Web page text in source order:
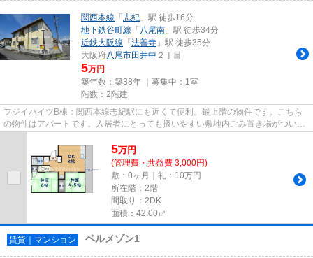
関西本線 「志紀 」駅 徒歩16分
地下鉄谷町線 「 八尾南 」駅 徒歩34分
近鉄大阪線 「法善寺 」駅 徒歩35分
大阪府八尾市田井中 ２丁目
5万円
築年数：築38年 ｜募集中： 1室
階数：2階建
フジイハイツB棟：関西本線志紀駅にも近くて便利。最上階の物件です。こちら
の物件はアパートです。入居者にとっても扱いやすい敷地内ごみ置き場がついて
います。八尾市エリアにある賃...
5万円
(管理費・共益費 3,000円)
敷：0ヶ月｜礼：10万円
所在階：2階
間取り：2DK
面積：42.00㎡
賃貸｜マンション ベルメゾン1